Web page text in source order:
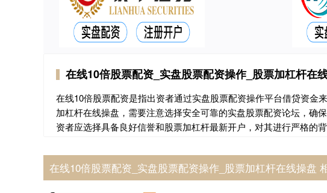
在线10倍股票配资_实盘股票配资操作_股票加杠杆在
在线10倍股票配资是指出资者通过实盘股票配资操作平台借贷资金
加杠杆在线操盘，需要注意选择安全可靠的实盘股票配资论坛，确
资者应选择具备良好信誉和股票加杠杆最新开户，对其进行严格的背
在线10倍股票配资_实盘股票配资操作_股票加杠杆在线操盘